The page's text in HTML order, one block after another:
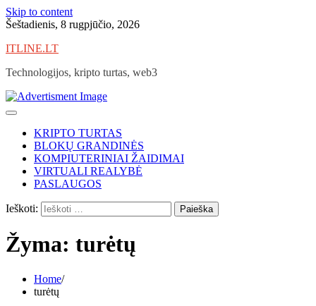
Skip to content
Šeštadienis, 8 rugpjūčio, 2026
ITLINE.LT
Technologijos, kripto turtas, web3
KRIPTO TURTAS
BLOKŲ GRANDINĖS
KOMPIUTERINIAI ŽAIDIMAI
VIRTUALI REALYBĖ
PASLAUGOS
Ieškoti:
Žyma: turėtų
Home
turėtų